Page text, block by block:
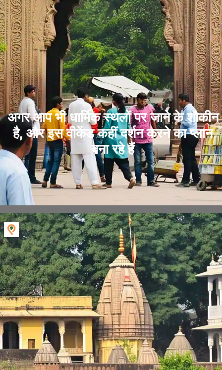
अगर आप भी धार्मिक स्थलों पर जाने के शौकीन
है, और इस वीकेंड कहीं दर्शन करने का प्लान
बना रहे हैं